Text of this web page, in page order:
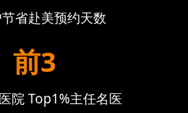
省赴美预约天数
前3
院 Top1%主任名医